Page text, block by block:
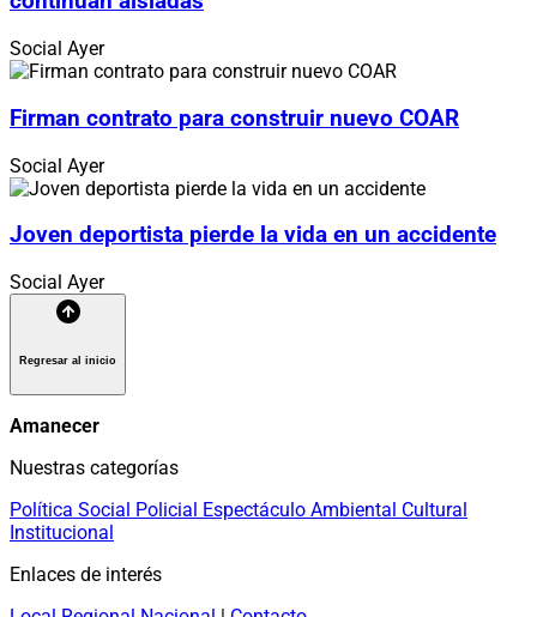
Social Ayer
Firman contrato para construir nuevo COAR
Social Ayer
Joven deportista pierde la vida en un accidente
Social Ayer
Regresar al inicio
Amanecer
Nuestras categorías
Política Social Policial Espectáculo Ambiental Cultural
Institucional
Enlaces de interés